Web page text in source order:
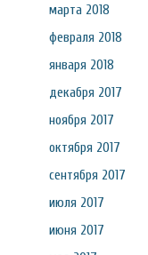
марта 2018
февраля 2018
января 2018
декабря 2017
ноября 2017
октября 2017
сентября 2017
июля 2017
июня 2017